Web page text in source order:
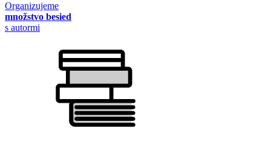
Organizujeme
množstvo besied
s autormi